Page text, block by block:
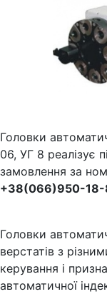
Головки
06, УГ 8 реалізує
замовлення за
+38(066)950-18-
Головки
верстатів з
керування і
автоматичної